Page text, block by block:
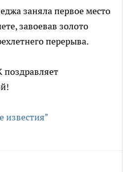
заняла первое место
завоевав золото
перерыва.
известия"